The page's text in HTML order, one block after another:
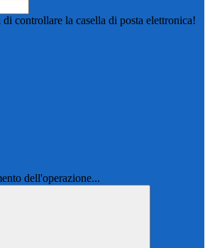
controllare la casella di posta elettronica!
dell'operazione...